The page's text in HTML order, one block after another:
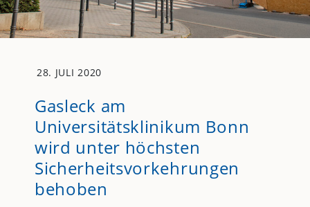
28. JULI 2020
Gasleck am
Universitätsklinikum Bonn
wird unter höchsten
Sicherheitsvorkehrungen
behoben